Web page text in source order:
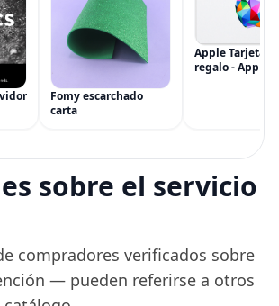
Fomy escarchado
carta
Apple Tarjeta
regalo - App
sobre el servicio
compradores verificados sobre
— pueden referirse a otros